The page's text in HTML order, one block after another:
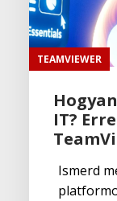
TEAMVIEWER
IT?
Ismerd